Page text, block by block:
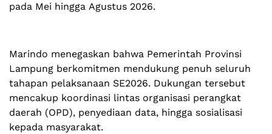
pada Mei hingga Agustus 2026.
Marindo menegaskan bahwa Pemerintah Provinsi
Lampung berkomitmen mendukung penuh seluruh
tahapan pelaksanaan SE2026. Dukungan tersebut
mencakup koordinasi lintas organisasi perangkat
daerah (OPD), penyediaan data, hingga sosialisasi
kepada masyarakat.